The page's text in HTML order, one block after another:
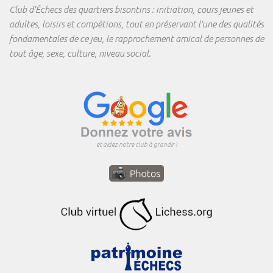
Club d'Échecs des quartiers bisontins : initiation, cours jeunes et
adultes, loisirs et compétions, tout en préservant l'une des qualités
fondamentales de ce jeu, le rapprochement amical de personnes de
tout âge, sexe, culture, niveau social.
et aidez notre club à grandir !